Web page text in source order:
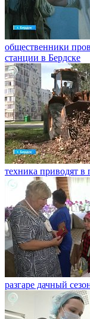
общественники
станции в Бердске
техника приводят в
разгаре дачный